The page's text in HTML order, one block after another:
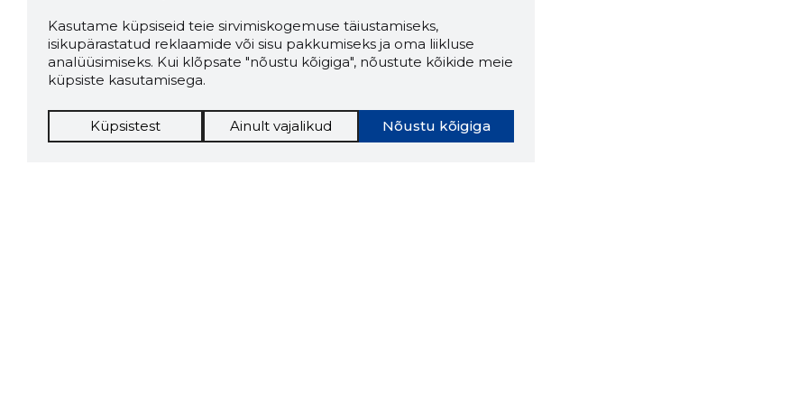
Kasutame küpsiseid teie sirvimiskogemuse täiustamiseks,
isikupärastatud reklaamide või sisu pakkumiseks ja oma liikluse
analüüsimiseks. Kui klõpsate "nõustu kõigiga", nõustute kõikide meie
küpsiste kasutamisega.
Nõustu kõigiga
Küpsistest Ainult vajalikud